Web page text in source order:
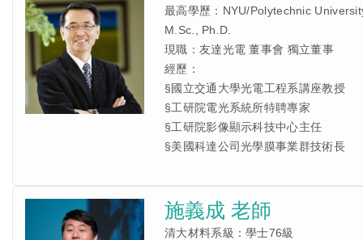
最高學歷：NYU/Polytechnic
M.Sc., Ph.D.
現職：友達光電 董事會 獨立董事
經歷：
§國立交通大學光電工程系講座教授
§工研院電光系統所特聘專家
§工研院影像顯示科技中心主任
§美國科達公司光學膜事業群技術長
施義成 老師
清大材料系級：學士76級